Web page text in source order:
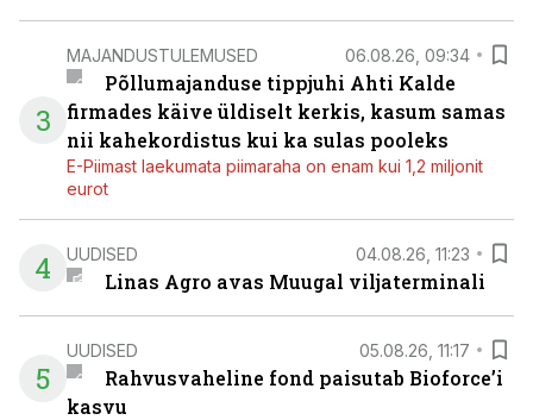
3
MAJANDUSTULEMUSED 06.08.26, 09:34
Põllumajanduse tippjuhi Ahti Kalde
firmades käive üldiselt kerkis, kasum samas
nii kahekordistus kui ka sulas pooleks
E-Piimast laekumata piimaraha on enam kui 1,2 miljonit
eurot
4 UUDISED 04.08.26, 11:23
Linas Agro avas Muugal viljaterminali
5
UUDISED 05.08.26, 11:17
Rahvusvaheline fond paisutab Bioforce’i
kasvu